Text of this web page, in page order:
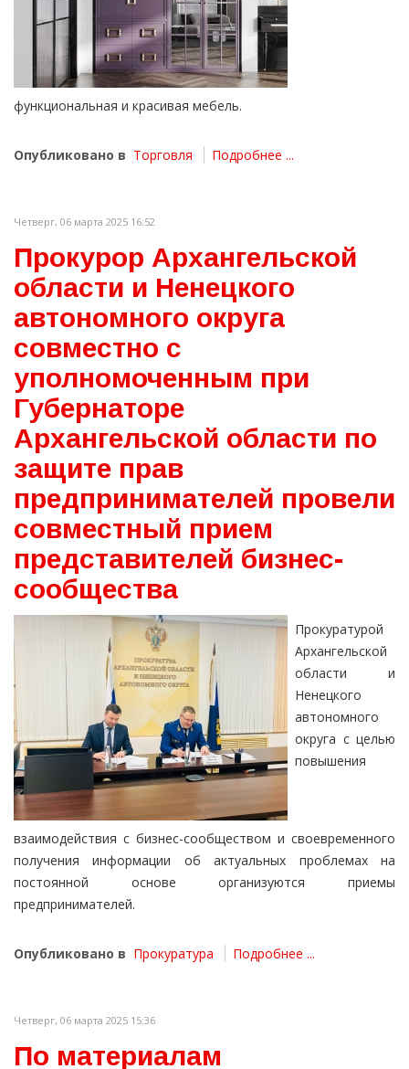
функциональная и красивая мебель.
Опубликовано в Торговля Подробнее ...
Четверг, 06 марта 2025 16:52
Прокурор Архангельской
области и Ненецкого
автономного округа
совместно с
уполномоченным при
Губернаторе
Архангельской области по
защите прав
предпринимателей провели
совместный прием
представителей бизнес-
сообщества
Прокуратурой
Архангельской
области и
Ненецкого
автономного
округа с целью
повышения
взаимодействия с бизнес-сообществом и своевременного
получения информации об актуальных проблемах на
постоянной основе организуются приемы
предпринимателей.
Опубликовано в Прокуратура Подробнее ...
Четверг, 06 марта 2025 15:36
По материалам